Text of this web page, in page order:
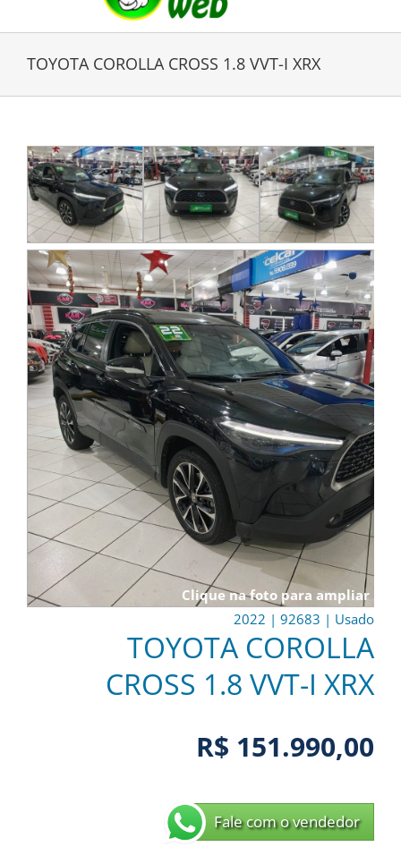
TOYOTA COROLLA CROSS 1.8 VVT-I XRX
Clique na foto para ampliar
2022 | 92683 | Usado
TOYOTA COROLLA
CROSS 1.8 VVT-I XRX
R$ 151.990,00
Fale com o vendedor